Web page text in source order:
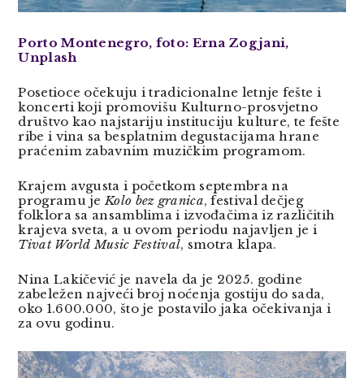
Porto Montenegro, foto: Erna Zogjani,
Unplash
Posetioce očekuju i tradicionalne letnje fešte i
koncerti koji promovišu Kulturno-prosvjetno
društvo kao najstariju instituciju kulture, te fešte
ribe i vina sa besplatnim degustacijama hrane
praćenim zabavnim muzičkim programom.
Krajem avgusta i početkom septembra na
programu jeKolo bez granica, festival dečjeg
folklora sa ansamblima i izvođačima iz različitih
krajeva sveta, a u ovom periodu najavljen je i
Tivat World Music Festival, smotra klapa.
Nina Lakičević je navela da je 2025. godine
zabeležen najveći broj noćenja gostiju do sada,
oko 1.600.000, što je postavilo jaka očekivanja i
za ovu godinu.